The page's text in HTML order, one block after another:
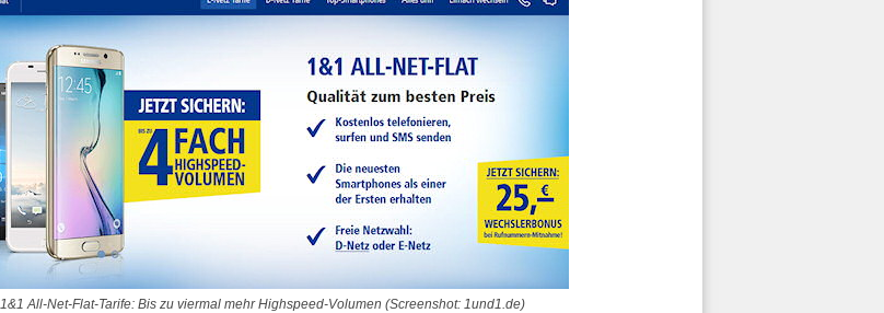
1&1 All-Net-Flat-Tarife: Bis zu viermal mehr Highspeed-Volumen (Screenshot: 1und1.de)